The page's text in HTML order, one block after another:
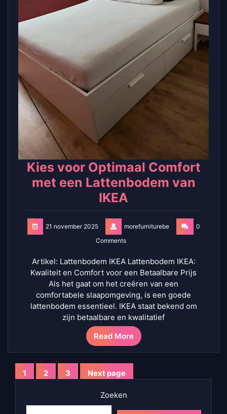
Kies voor Optimaal Comfort
met een Lattenbodem van
IKEA
21 november 2025 morefurniturebe
0
Comments
Artikel: Lattenbodem IKEA Lattenbodem IKEA:
Kwaliteit en Comfort voor een Betaalbare Prijs
Als het gaat om het creëren van een
comfortabele slaapomgeving, is een goede
lattenbodem essentieel. IKEA staat bekend om
zijn betaalbare en kwalitatief
Read More
Berichten
Page
1 Page
2 Page
3 Next page
Zoeken